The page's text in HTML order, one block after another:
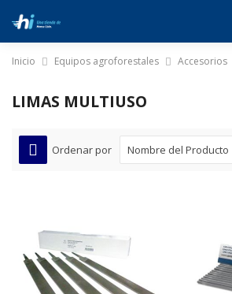
Inicio Equipos agroforestales Accesorios
LIMAS MULTIUSO
Ordenar por